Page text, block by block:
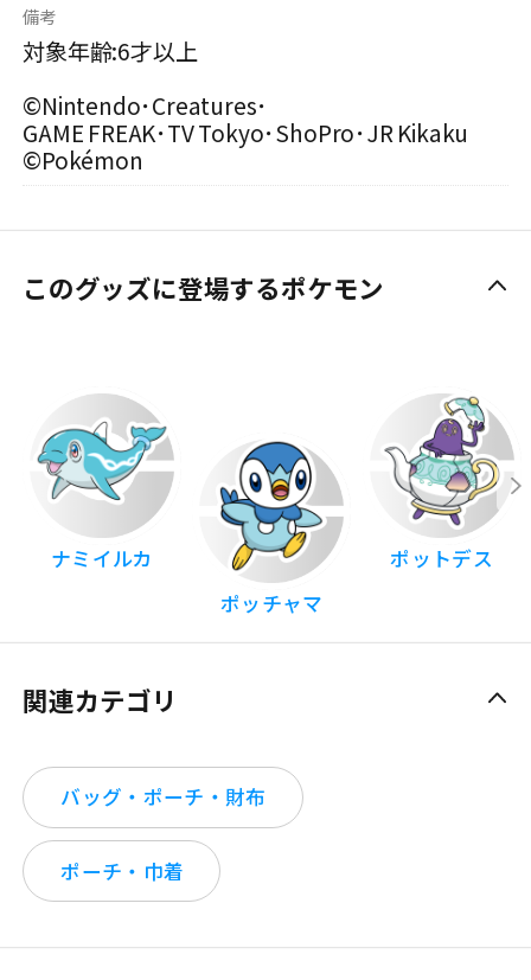
備考
対象年齢:6才以上
©Nintendo･Creatures･
GAME FREAK･TV Tokyo･ShoPro･JR Kikaku
©Pokémon
このグッズに登場するポケモン
ナミイルカ
ポッチャマ
ポットデス
関連カテゴリ
バッグ・ポーチ・財布
ポーチ・巾着